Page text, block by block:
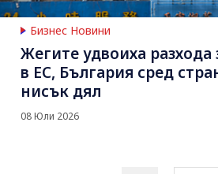
Бизнес Новини
Жегите удвоиха
в ЕС, България сред
нисък дял
08 Юли 2026